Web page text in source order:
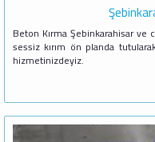
Beton Kırma Şebinkarahisar ve
sessiz kırım ön planda
hizmetinizdeyiz.